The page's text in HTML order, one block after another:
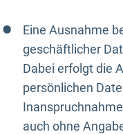
Eine Ausnahme
geschäftlicher
Dabei erfolgt die
persönlichen
auch ohne